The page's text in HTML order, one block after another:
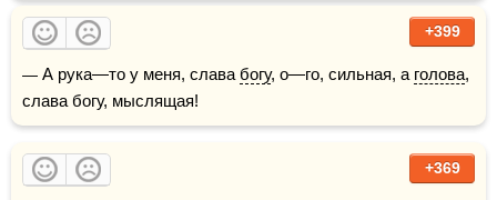
+399
— А рука—то у меня, слава богу, о—го, сильная, а голова,
слава богу, мыслящая!
+369